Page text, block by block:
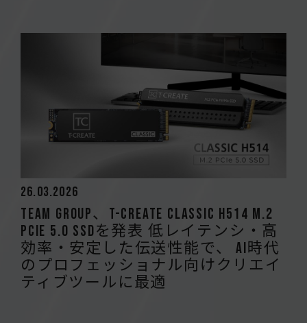
26.03.2026
Team Group、T-CREATE CLASSIC H514 M.2
PCIe 5.0 SSDを発表 低レイテンシ・高
効率・安定した伝送性能で、 AI時代
のプロフェッショナル向けクリエイ
ティブツールに最適